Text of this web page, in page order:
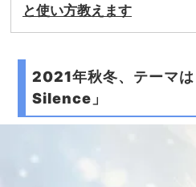
と使い方教えます
2021年秋冬、テーマ
Silence」